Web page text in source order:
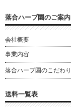
落合ハーブ園のご案内
会社概要
事業内容
落合ハーブ園のこだわり
送料一覧表